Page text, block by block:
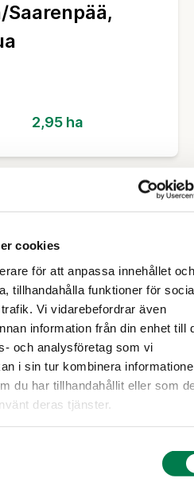
cookies
för att anpassa innehållet och
tillhandahålla funktioner för
Vi vidarebefordrar även
information från din enhet till
och analysföretag som vi
i sin tur kombinera
du har tillhandahållit eller som
deras tjänster.
2,95 ha
Skaftung